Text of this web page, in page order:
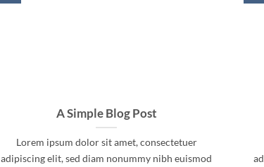
A Simple Blog Post
Lorem ipsum dolor sit amet, consectetuer
adipiscing elit, sed diam nonummy nibh euismod